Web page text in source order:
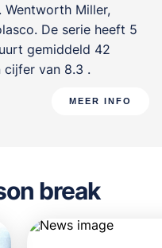
Wentworth Miller,
. De serie heeft 5
gemiddeld 42
cijfer van 8.3 .
MEER INFO
break